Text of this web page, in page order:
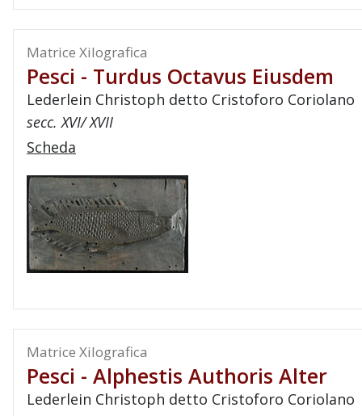
Matrice Xilografica
Pesci - Turdus Octavus Eiusdem
Lederlein Christoph detto Cristoforo Coriolano
secc. XVI/ XVII
Scheda
Matrice Xilografica
Pesci - Alphestis Authoris Alter
Lederlein Christoph detto Cristoforo Coriolano